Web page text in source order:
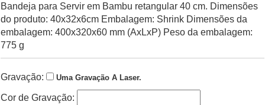
Bandeja para Servir em Bambu retangular 40 cm. Dimensões
do produto: 40x32x6cm Embalagem: Shrink Dimensões da
embalagem: 400x320x60 mm (AxLxP) Peso da embalagem:
775 g
Gravação: Uma Gravação A Laser.
Cor de Gravação: